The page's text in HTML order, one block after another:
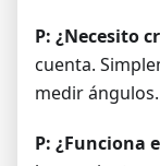
P: ¿Necesito
cuenta.
medir ángulos.
P: ¿Funciona